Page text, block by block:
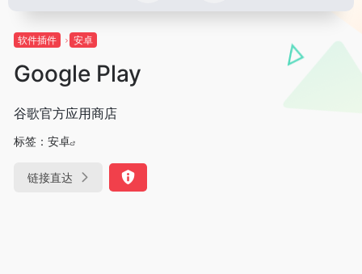
软件插件 安卓
Google Play
谷歌官方应用商店
标签： 安卓
链接直达